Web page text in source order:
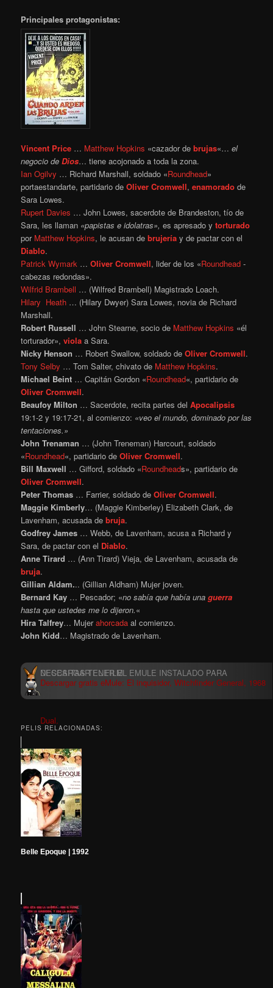
Principales protagonistas:
Vincent Price … Matthew Hopkins «cazador debrujas«…el
negocio deDios… tiene acojonado a toda la zona.
Ian Ogilvy … Richard Marshall, soldado «Roundhead»
portaestandarte, partidario deOliver Cromwell,enamorado de
Sara Lowes.
Rupert Davies … John Lowes, sacerdote de Brandeston, tío de
Sara, les llaman «papistas e idolatras», es apresado ytorturado
por Matthew Hopkins, le acusan debrujería y de pactar con el
Diablo.
Patrick Wymark …Oliver Cromwell, lider de los «Roundhead -
cabezas redondas».
Wilfrid Brambell … (Wilfred Brambell) Magistrado Loach.
Hilary Heath … (Hilary Dwyer) Sara Lowes, novia de Richard
Marshall.
Robert Russell … John Stearne, socio de Matthew Hopkins «él
torturador»,viola a Sara.
Nicky Henson … Robert Swallow, soldado deOliver Cromwell.
Tony Selby … Tom Salter, chivato de Matthew Hopkins.
Michael Beint … Capitán Gordon «Roundhead«, partidario de
Oliver Cromwell.
Beaufoy Milton … Sacerdote, recita partes delApocalipsis
19:1-2 y 19:17-21, al comienzo: «veo el mundo, dominado por las
tentaciones.»
John Trenaman … (John Treneman) Harcourt, soldado
«Roundhead«, partidario deOliver Cromwell.
Bill Maxwell … Gifford, soldado «Roundheads», partidario de
Oliver Cromwell.
Peter Thomas … Farrier, soldado deOliver Cromwell.
Maggie Kimberly… (Maggie Kimberley) Elizabeth Clark, de
Lavenham, acusada debruja.
Godfrey James … Webb, de Lavenham, acusa a Richard y
Sara, de pactar con el Diablo.
Anne Tirard … (Ann Tirard) Vieja, de Lavenham, acusada de
bruja.
Gillian Aldam... (Gillian Aldham) Mujer joven.
Bernard Kay … Pescador; «no sabía que había unaguerra
hasta que ustedes me lo dijeron.«
Hira Talfrey… Mujerahorcada al comienzo.
John Kidd… Magistrado de Lavenham.
Descargar gratis eMule: El inquisidor, Witchfinder General, 1968
Dual.
PELIS RELACIONADAS:
Belle Epoque | 1992